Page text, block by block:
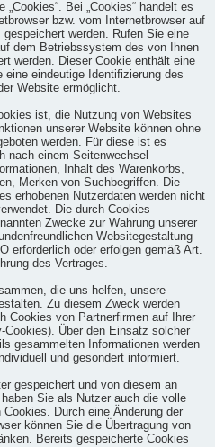
Bei „Cookies“ handelt es
bzw. vom Internetbrowser auf
werden. Rufen Sie eine
dem Betriebssystem des von Ihnen
werden. Dieser Cookie enthält eine
eindeutige Identifizierung des
Website ermöglicht.
ist, die Nutzung von Websites
unserer Website können ohne
werden. Für diese ist es
nach einem Seitenwechsel
Inhalt des Warenkorbs,
Merken von Suchbegriffen. Die
erhobenen Nutzerdaten werden nicht
Die durch Cookies
Zwecke zur Wahrung unserer
Websitegestaltung
erforderlich oder erfolgen gemäß Art.
des Vertrages.
die uns helfen, unsere
Zu diesem Zweck werden
Cookies von Partnerfirmen auf Ihrer
Cookies). Über den Einsatz solcher
gesammelten Informationen werden
und gesondert informiert.
gespeichert und von diesem an
Sie als Nutzer auch die volle
Durch eine Änderung der
können Sie die Übertragung von
Bereits gespeicherte Cookies